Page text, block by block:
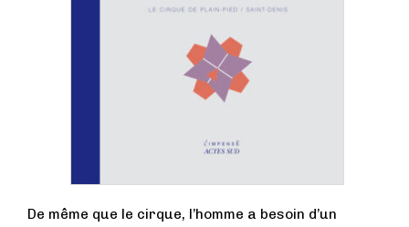
De même que le cirque, l’homme a besoin d’un